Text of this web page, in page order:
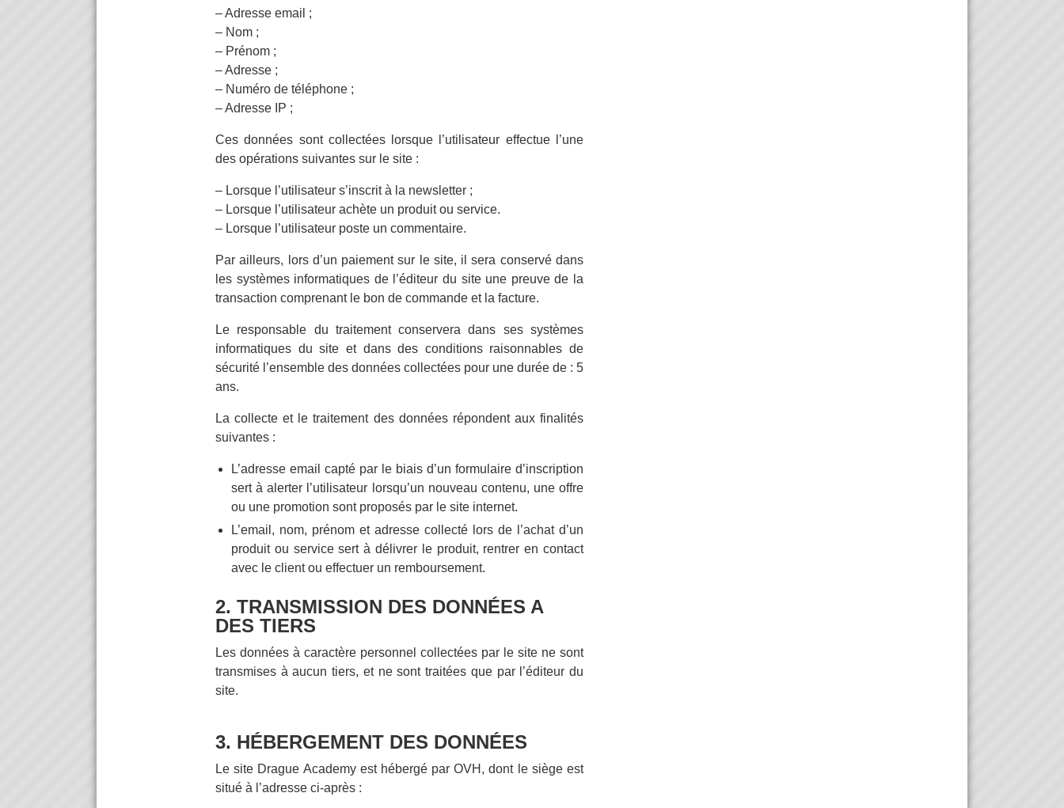
– Adresse email ;
– Nom ;
– Prénom ;
– Adresse ;
– Numéro de téléphone ;
– Adresse IP ;
Ces données sont collectées lorsque l’utilisateur effectue l’une
des opérations suivantes sur le site :
– Lorsque l’utilisateur s’inscrit à la newsletter ;
– Lorsque l’utilisateur achète un produit ou service.
– Lorsque l’utilisateur poste un commentaire.
Par ailleurs, lors d’un paiement sur le site, il sera conservé dans
les systèmes informatiques de l’éditeur du site une preuve de la
transaction comprenant le bon de commande et la facture.
Le responsable du traitement conservera dans ses systèmes
informatiques du site et dans des conditions raisonnables de
sécurité l’ensemble des données collectées pour une durée de : 5
ans.
La collecte et le traitement des données répondent aux finalités
suivantes :
L’adresse email capté par le biais d’un formulaire d’inscription
sert à alerter l’utilisateur lorsqu’un nouveau contenu, une offre
ou une promotion sont proposés par le site internet.
L’email, nom, prénom et adresse collecté lors de l’achat d’un
produit ou service sert à délivrer le produit, rentrer en contact
avec le client ou effectuer un remboursement.
2. TRANSMISSION DES DONNÉES A
DES TIERS
Les données à caractère personnel collectées par le site ne sont
transmises à aucun tiers, et ne sont traitées que par l’éditeur du
site.
3. HÉBERGEMENT DES DONNÉES
Le site Drague Academy est hébergé par OVH, dont le siège est
situé à l’adresse ci-après :